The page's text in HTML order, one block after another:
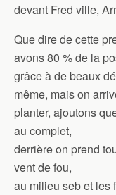
devant Fred ville,
Que dire de cette
avons 80 % de la
grâce à de beaux
même, mais on
planter, ajoutons
au complet,
derrière on prend
vent de fou,
au milieu seb et les